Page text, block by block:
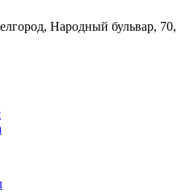
Народный бульвар, 70,